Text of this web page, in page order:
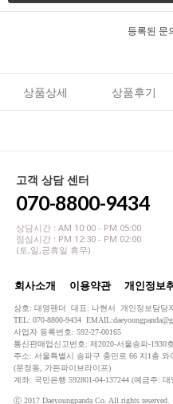
등록된 문
상품상세 상품후기
고객 상담 센터
070-8800-9434
상담시간 : AM 10:00 - PM 05:00
점심시간 : PM 12:30 - PM 02:00
(토,일,공휴일 휴무)
회사소개 이용약관 개인정보
상호: 대영팬더 대표: 나현서 개인정보담당
TEL: 070-8800-9434
사업자 등록번호: 592-27-00165
통신판매업신고번호: 제2020-서울송파-1930호
주소: 서울특별시 송파구 충민로 66 지1층 와
(문정동, 가든파이브라이프)
계좌: 국민은행 592801-04-137244 (예금주: 대
ⓒ 2017 Daeyoungpanda Co. All rights reserved.